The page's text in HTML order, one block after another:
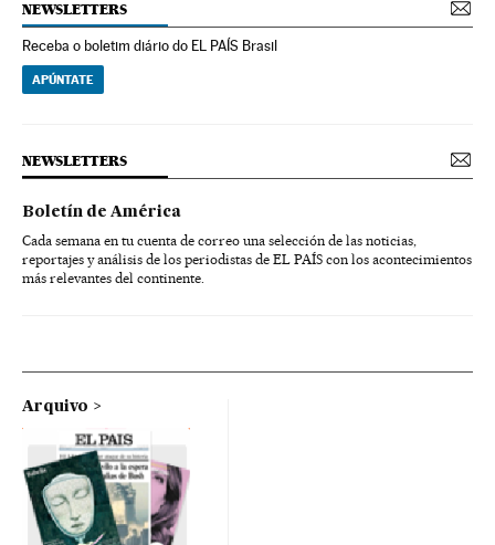
NEWSLETTERS
Receba o boletim diário do EL PAÍS Brasil
APÚNTATE
NEWSLETTERS
Boletín de América
Cada semana en tu cuenta de correo una selección de las noticias,
reportajes y análisis de los periodistas de EL PAÍS con los acontecimientos
más relevantes del continente.
Arquivo